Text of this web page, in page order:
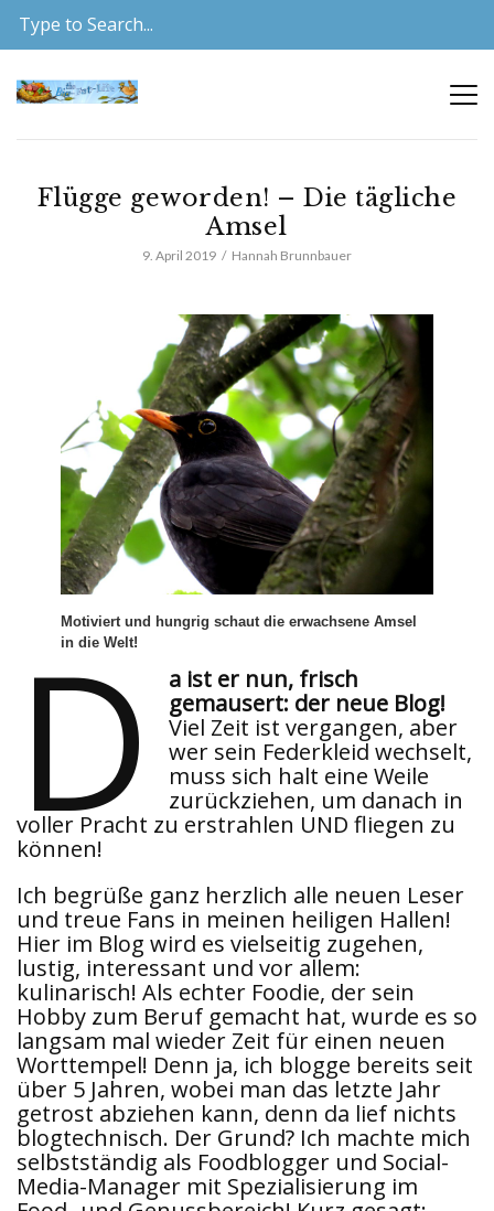
Flügge geworden! – Die tägliche
Amsel
9. April 2019 Hannah Brunnbauer
Motiviert und hungrig schaut die erwachsene Amsel
in die Welt!
D
a ist er nun, frisch
gemausert: der neue Blog!
Viel Zeit ist vergangen, aber
wer sein Federkleid wechselt,
muss sich halt eine Weile
zurückziehen, um danach in
voller Pracht zu erstrahlen UND fliegen zu
können!
Ich begrüße ganz herzlich alle neuen Leser
und treue Fans in meinen heiligen Hallen!
Hier im Blog wird es vielseitig zugehen,
lustig, interessant und vor allem:
kulinarisch! Als echter Foodie, der sein
Hobby zum Beruf gemacht hat, wurde es so
langsam mal wieder Zeit für einen neuen
Worttempel! Denn ja, ich blogge bereits seit
über 5 Jahren, wobei man das letzte Jahr
getrost abziehen kann, denn da lief nichts
blogtechnisch. Der Grund? Ich machte mich
selbstständig als Foodblogger und Social-
Media-Manager mit Spezialisierung im